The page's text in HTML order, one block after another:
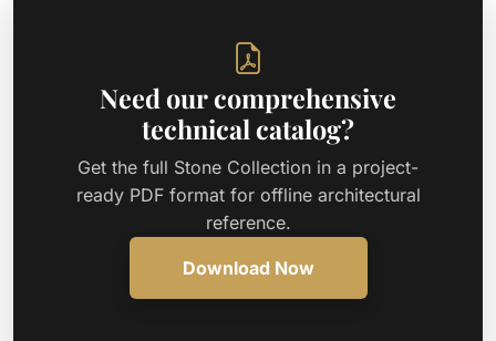
Need our comprehensive
technical catalog?
Get the full Stone Collection in a project-
ready PDF format for offline architectural
reference.
Download Now